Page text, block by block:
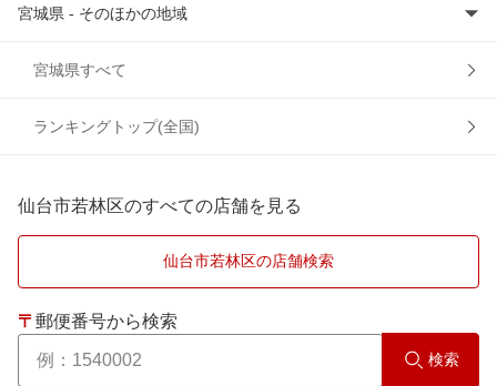
仙台市青葉区
仙台市泉区
仙台市太白区
仙台市
宮城県 - そのほかの地域
石巻市
岩沼市
角田市
気仙沼市
宮城県すべて
ランキングトップ(全国)
仙台市若林区のすべての店舗を見る
仙台市若林区の店舗検索
〒 郵便番号から検索
検索